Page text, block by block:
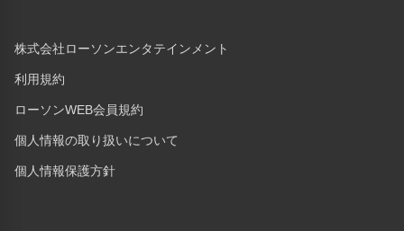
株式会社ローソンエンタテインメント
利用規約
ローソンWEB会員規約
個人情報の取り扱いについて
個人情報保護方針